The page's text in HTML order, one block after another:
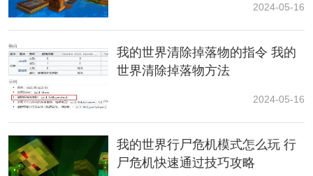
7、/gamemode 3
设置模式为旁观(基岩版不可用)
8、/difficulty 0
时间天气
2024-05-16
我的世界清除掉落物的指令 我的
世界清除掉落物方法
2024-05-16
我的世界行尸危机模式怎么玩 行
尸危机快速通过技巧攻略